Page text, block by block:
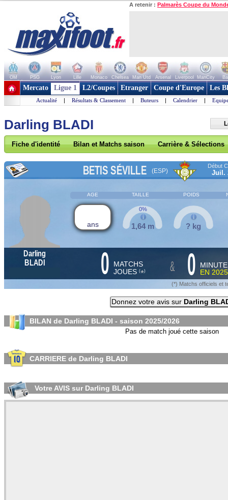
A retenir : Palmarès Coupe du
OM PSG Lyon Lille Monaco Chelsea Man Utd Arsenal Liverpool ManCity
+ de clubs
Mercato Ligue 1 L2/Coupes Etranger Coupe d'Europe Les
Actualité | Résultats & Classement | Buteurs | Calendrier |
Darling BLADI
Fiche d'identité Bilan et Matchs saison Carrière & Sélections
BETIS SÉVILLE (ESP)
Début
Juil.
AGE TAILLE POIDS
ans 1,64 m
0%
? kg
Darling
BLADI
0 MATCHS
JOUES (*) & 0
EN
(*) Matchs officiels et
Donnez votre avis sur Darling
BILAN de Darling BLADI - saison 2025/2026
Pas de match joué cette saison
CARRIERE de Darling BLADI
Votre AVIS sur Darling BLADI